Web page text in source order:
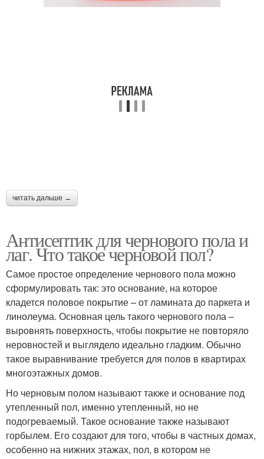
читать дальше →
Антисептик для чернового пола и
лаг. Что такое черновой пол?
Самое простое определение чернового пола можно
сформулировать так: это основание, на которое
кладется половое покрытие – от ламината до паркета и
линолеума. Основная цель такого чернового пола –
выровнять поверхность, чтобы покрытие не повторяло
неровностей и выглядело идеально гладким. Обычно
такое выравнивание требуется для полов в квартирах
многоэтажных домов.
Но черновым полом называют также и основание под
утепленный пол, именно утепленный, но не
подогреваемый. Такое основание также называют
горбылем. Его создают для того, чтобы в частных домах,
особенно на нижних этажах, пол, в котором не